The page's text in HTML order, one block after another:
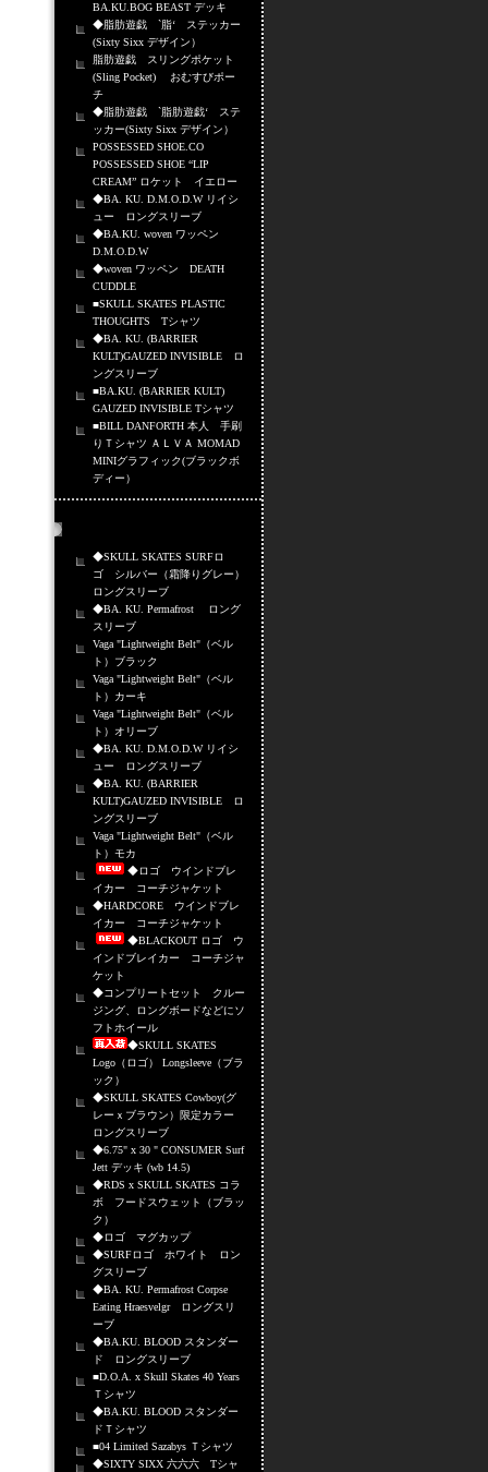
BA.KU.BOG BEAST デッキ
◆脂肪遊戯 `脂‘ ステッカー
(Sixty Sixx デザイン）
脂肪遊戯 スリングポケット
(Sling Pocket) おむすびポー
チ
◆脂肪遊戯 `脂肪遊戯‘ ステ
ッカー(Sixty Sixx デザイン）
POSSESSED SHOE.CO
POSSESSED SHOE “LIP
CREAM” ロケット イエロー
◆BA. KU. D.M.O.D.W リイシ
ュー ロングスリーブ
◆BA.KU. woven ワッペン
D.M.O.D.W
◆woven ワッペン DEATH
CUDDLE
■SKULL SKATES PLASTIC
THOUGHTS Tシャツ
◆BA. KU. (BARRIER
KULT)GAUZED INVISIBLE ロ
ングスリーブ
■BA.KU. (BARRIER KULT)
GAUZED INVISIBLE Tシャツ
■BILL DANFORTH 本人 手刷
りＴシャツ ＡＬＶＡ MOMAD
MINIグラフィック(ブラックボ
ディー）
◆SKULL SKATES SURFロ
ゴ シルバー（霜降りグレー）
ロングスリーブ
◆BA. KU. Permafrost ロング
スリーブ
Vaga "Lightweight Belt"（ベル
ト）ブラック
Vaga "Lightweight Belt"（ベル
ト）カーキ
Vaga "Lightweight Belt"（ベル
ト）オリーブ
◆BA. KU. D.M.O.D.W リイシ
ュー ロングスリーブ
◆BA. KU. (BARRIER
KULT)GAUZED INVISIBLE ロ
ングスリーブ
Vaga "Lightweight Belt"（ベル
ト）モカ
◆ロゴ ウインドブレ
イカー コーチジャケット
◆HARDCORE ウインドブレ
イカー コーチジャケット
◆BLACKOUT ロゴ ウ
インドブレイカー コーチジャ
ケット
◆コンプリートセット クルー
ジング、ロングボードなどにソ
フトホイール
◆SKULL SKATES
Logo（ロゴ） Longsleeve（ブラ
ック）
◆SKULL SKATES Cowboy(グ
レーｘブラウン）限定カラー
ロングスリーブ
◆6.75" x 30 " CONSUMER Surf
Jett デッキ (wb 14.5)
◆RDS x SKULL SKATES コラ
ボ フードスウェット（ブラッ
ク）
◆ロゴ マグカップ
◆SURFロゴ ホワイト ロン
グスリーブ
◆BA. KU. Permafrost Corpse
Eating Hraesvelgr ロングスリ
ーブ
◆BA.KU. BLOOD スタンダー
ド ロングスリーブ
■D.O.A. x Skull Skates 40 Years
Ｔシャツ
◆BA.KU. BLOOD スタンダー
ドＴシャツ
■04 Limited Sazabys Ｔシャツ
◆SIXTY SIXX 六六六 Tシャ